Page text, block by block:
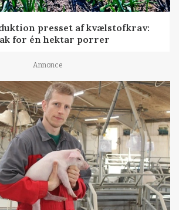
presset af kvælstofkrav:
for én hektar porrer
Annonce